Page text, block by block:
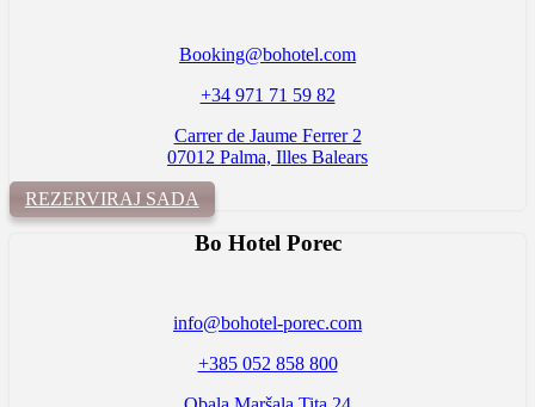
Booking@bohotel.com
+34 971 71 59 82
Carrer de Jaume Ferrer 2
07012 Palma, Illes Balears
REZERVIRAJ SADA
Bo Hotel Porec
info@bohotel-porec.com
+385 052 858 800